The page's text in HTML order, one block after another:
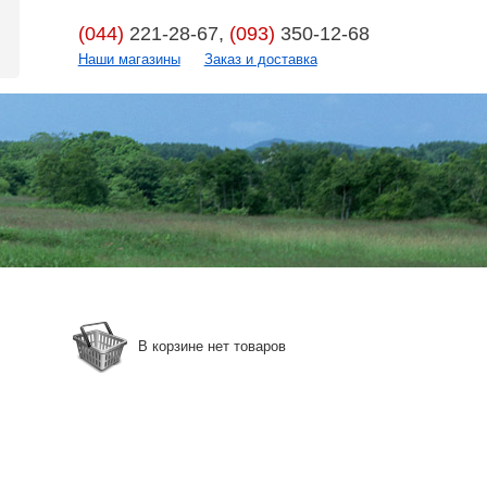
(044) 221-28-67, (093) 350-12-68
Наши магазины Заказ и доставка
В корзине нет товаров